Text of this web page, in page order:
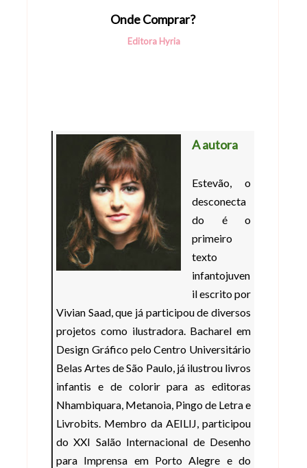
Onde Comprar?
Editora Hyria
A autora
Estevão, o
desconecta
do é o
primeiro
texto
infantojuven
il escrito por
Vivian Saad, que já participou de diversos
projetos como ilustradora. Bacharel em
Design Gráfico pelo Centro Universitário
Belas Artes de São Paulo, já ilustrou livros
infantis e de colorir para as editoras
Nhambiquara, Metanoia, Pingo de Letra e
Livrobits. Membro da AEILIJ, participou
do XXI Salão Internacional de Desenho
para Imprensa em Porto Alegre e do